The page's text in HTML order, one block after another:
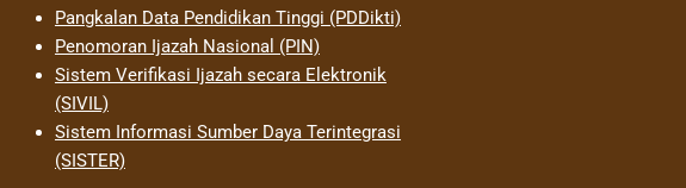
Pangkalan Data Pendidikan Tinggi (PDDikti)
Penomoran Ijazah Nasional (PIN)
Sistem Verifikasi Ijazah secara Elektronik
(SIVIL)
Sistem Informasi Sumber Daya Terintegrasi
(SISTER)